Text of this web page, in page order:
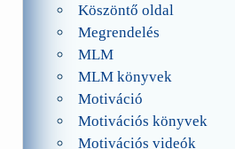
Köszöntő oldal
Megrendelés
MLM
MLM könyvek
Motiváció
Motivációs könyvek
Motivációs videók